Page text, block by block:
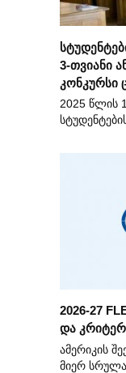
3-თვიანი
კონკურსი
2025 წლის
2026-27
და
ამერიკის
მიერ